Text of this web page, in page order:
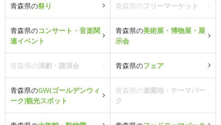
青森県の祭り 青森県のフリーマーケット
青森県のコンサート・音楽関
連イベント
青森県の美術展・博物展・展
示会
青森県の演劇・講演会 青森県のフェア
青森県のGW(ゴールデンウィ
ーク)観光スポット
青森県の遊園地・テーマパー
ク